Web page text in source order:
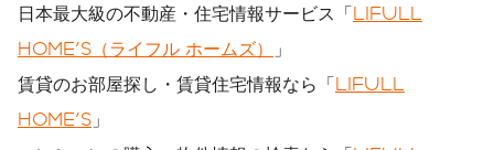
日本最大級の不動産・住宅情報サービス「LIFULL
HOME'S（ライフル ホームズ）
」
賃貸のお部屋探し・賃貸住宅情報なら「LIFULL
HOME'S 」